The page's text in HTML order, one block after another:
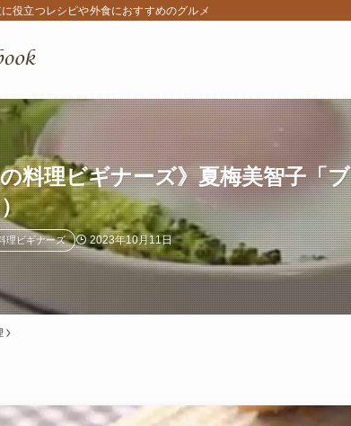
役立つレシピや外食におすすめのグルメ
料理ビギナーズ》夏梅美智子「
理ビギナーズ 2023年10月11日